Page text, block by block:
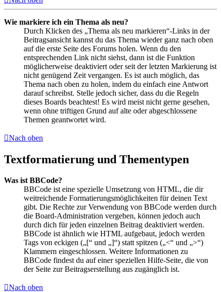
Wie markiere ich ein Thema als neu?
Durch Klicken des „Thema als neu markieren“-Links in der
Beitragsansicht kannst du das Thema wieder ganz nach oben
auf die erste Seite des Forums holen. Wenn du den
entsprechenden Link nicht siehst, dann ist die Funktion
möglicherweise deaktiviert oder seit der letzten Markierung ist
nicht genügend Zeit vergangen. Es ist auch möglich, das
Thema nach oben zu holen, indem du einfach eine Antwort
darauf schreibst. Stelle jedoch sicher, dass du die Regeln
dieses Boards beachtest! Es wird meist nicht gerne gesehen,
wenn ohne triftigen Grund auf alte oder abgeschlossene
Themen geantwortet wird.
Nach oben
Textformatierung und Thementypen
Was ist BBCode?
BBCode ist eine spezielle Umsetzung von HTML, die dir
weitreichende Formatierungsmöglichkeiten für deinen Text
gibt. Die Rechte zur Verwendung von BBCode werden durch
die Board-Administration vergeben, können jedoch auch
durch dich für jeden einzelnen Beitrag deaktiviert werden.
BBCode ist ähnlich wie HTML aufgebaut, jedoch werden
Tags von eckigen („[“ und „]“) statt spitzen („<“ und „>“)
Klammern eingeschlossen. Weitere Informationen zu
BBCode findest du auf einer speziellen Hilfe-Seite, die von
der Seite zur Beitragserstellung aus zugänglich ist.
Nach oben